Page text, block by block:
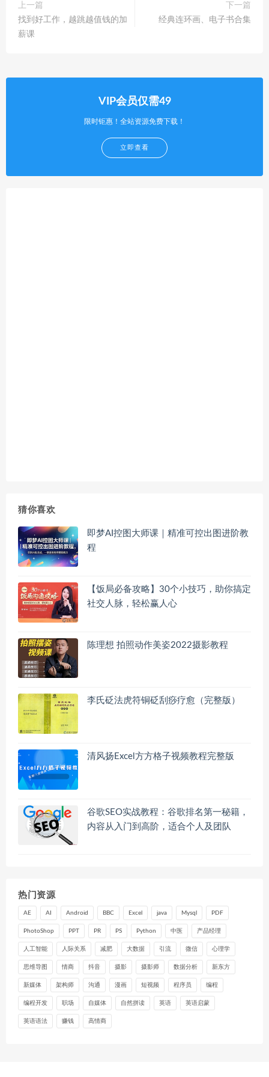
上一篇
找到好工作，越跳越值钱的加
薪课
下一篇
经典连环画、电子书合集
VIP会员仅需49
限时钜惠！全站资源免费下载！
立即查看
猜你喜欢
即梦AI控图大师课｜精准可控出图进阶教
程
【饭局必备攻略】30个小技巧，助你搞定
社交人脉，轻松赢人心
陈理想 拍照动作美姿2022摄影教程
李氏砭法虎符铜砭刮痧疗愈（完整版）
清风扬Excel方方格子视频教程完整版
谷歌SEO实战教程：谷歌排名第一秘籍，
内容从入门到高阶，适合个人及团队
热门资源
AE AI Android BBC Excel java Mysql PDF
PhotoShop PPT PR PS Python 中医 产品经理
人工智能 人际关系 减肥 大数据 引流 微信 心理学
思维导图 情商 抖音 摄影 摄影师 数据分析 新东方
新媒体 架构师 沟通 漫画 短视频 程序员 编程
编程开发 职场 自媒体 自然拼读 英语 英语启蒙
英语语法 赚钱 高情商